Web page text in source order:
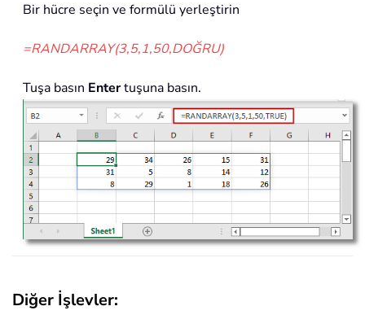
Bir hücre seçin ve formülü yerleştirin
=RANDARRAY(3,5,1,50,DOĞRU)
Tuşa basın Entertuşuna basın.
Diğer İşlevler: